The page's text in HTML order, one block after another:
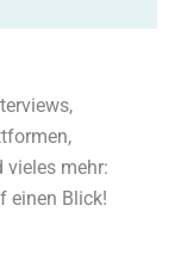
vieles mehr:
einen Blick!